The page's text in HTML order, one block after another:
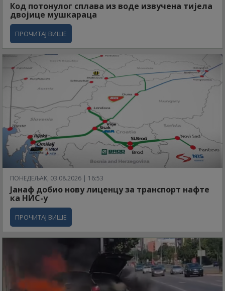
Код потонулог сплава из воде извучена тијела
двојице мушкараца
ПРОЧИТАЈ ВИШЕ
ПОНЕДЕЉАК, 03.08.2026 | 16:53
Јанаф добио нову лиценцу за транспорт нафте
ка НИС-у
ПРОЧИТАЈ ВИШЕ